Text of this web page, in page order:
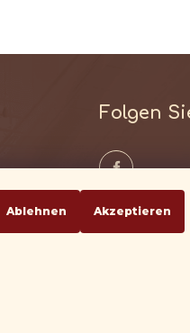
Ablehnen Akzeptieren
Folgen